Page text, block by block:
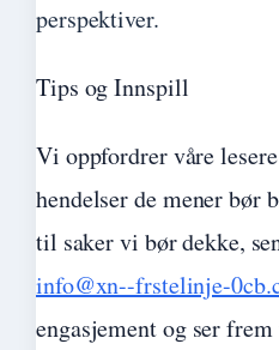
perspektiver.
Tips og Innspill
Vi oppfordrer våre
hendelser de mener bør
til saker vi bør dekke,
info@xn--frstelinje-
engasjement og ser